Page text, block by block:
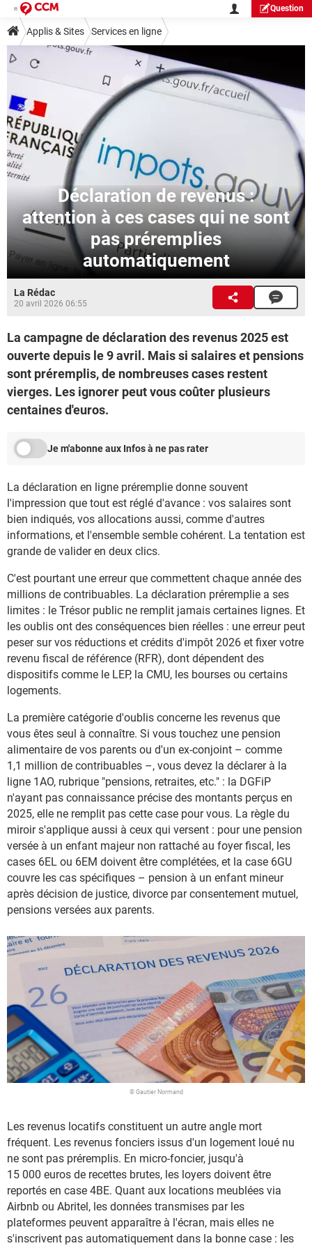
Question
Applis & Sites Services en ligne
Déclaration de revenus :
attention à ces cases qui ne sont
pas préremplies
automatiquement
La Rédac
20 avril 2026 06:55
La campagne de déclaration des revenus 2025 est
ouverte depuis le 9 avril. Mais si salaires et pensions
sont préremplis, de nombreuses cases restent
vierges. Les ignorer peut vous coûter plusieurs
centaines d'euros.
Je m'abonne aux Infos à ne pas rater
La déclaration en ligne préremplie donne souvent
l'impression que tout est réglé d'avance : vos salaires sont
bien indiqués, vos allocations aussi, comme d'autres
informations, et l'ensemble semble cohérent. La tentation est
grande de valider en deux clics.
C'est pourtant une erreur que commettent chaque année des
millions de contribuables. La déclaration préremplie a ses
limites : le Trésor public ne remplit jamais certaines lignes. Et
les oublis ont des conséquences bien réelles : une erreur peut
peser sur vos réductions et crédits d'impôt 2026 et fixer votre
revenu fiscal de référence (RFR), dont dépendent des
dispositifs comme le LEP, la CMU, les bourses ou certains
logements.
La première catégorie d'oublis concerne les revenus que
vous êtes seul à connaître. Si vous touchez une pension
alimentaire de vos parents ou d'un ex-conjoint – comme
1,1 million de contribuables –, vous devez la déclarer à la
ligne 1AO, rubrique "pensions, retraites, etc." : la DGFiP
n'ayant pas connaissance précise des montants perçus en
2025, elle ne remplit pas cette case pour vous. La règle du
miroir s'applique aussi à ceux qui versent : pour une pension
versée à un enfant majeur non rattaché au foyer fiscal, les
cases 6EL ou 6EM doivent être complétées, et la case 6GU
couvre les cas spécifiques – pension à un enfant mineur
après décision de justice, divorce par consentement mutuel,
pensions versées aux parents.
© Gautier Normand
Les revenus locatifs constituent un autre angle mort
fréquent. Les revenus fonciers issus d'un logement loué nu
ne sont pas préremplis. En micro-foncier, jusqu'à
15 000 euros de recettes brutes, les loyers doivent être
reportés en case 4BE. Quant aux locations meublées via
Airbnb ou Abritel, les données transmises par les
plateformes peuvent apparaître à l'écran, mais elles ne
s'inscrivent pas automatiquement dans la bonne case : les